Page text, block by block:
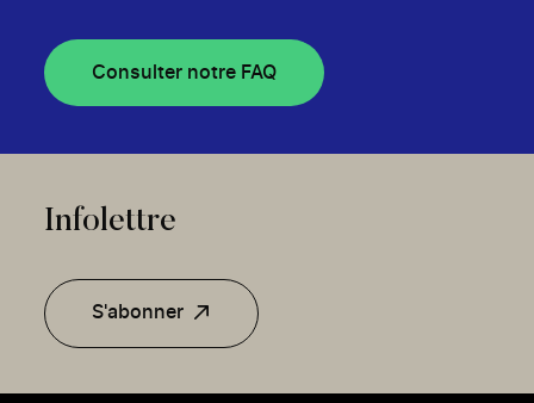
Consulter notre FAQ
Infolettre
S'abonner